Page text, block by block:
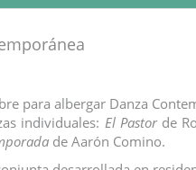
para albergar Danza
individuales: El Pastorde
de Aarón Comino.